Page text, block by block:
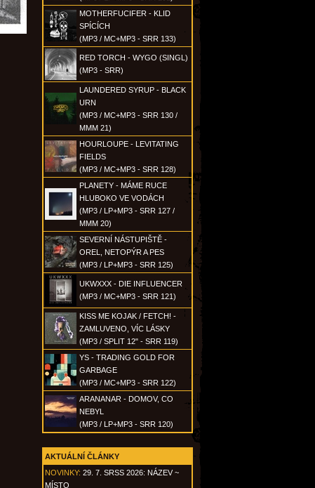
MOTHERFUCIFER - KLID
SPÍCÍCH
(MP3 / MC+MP3 - SRR 133)
RED TORCH - WYGO (SINGL)
(MP3 - SRR)
LAUNDERED SYRUP - BLACK
URN
(MP3 / MC+MP3 - SRR 130 /
MMM 21)
HOURLOUPE - LEVITATING
FIELDS
(MP3 / MC+MP3 - SRR 128)
PLANETY - MÁME RUCE
HLUBOKO VE VODÁCH
(MP3 / LP+MP3 - SRR 127 /
MMM 20)
SEVERNÍ NÁSTUPIŠTĚ -
OREL, NETOPÝR A PES
(MP3 / LP+MP3 - SRR 125)
UKWXXX - DIE INFLUENCER
(MP3 / MC+MP3 - SRR 121)
KISS ME KOJAK / FETCH! -
ZAMLUVENO, VÍC LÁSKY
(MP3 / SPLIT 12" - SRR 119)
YS - TRADING GOLD FOR
GARBAGE
(MP3 / MC+MP3 - SRR 122)
ARANANAR - DOMOV, CO
NEBYL
(MP3 / LP+MP3 - SRR 120)
AKTUÁLNÍ ČLÁNKY
NOVINKY: 29. 7. SRSS 2026: NÁZEV ~
MÍSTO